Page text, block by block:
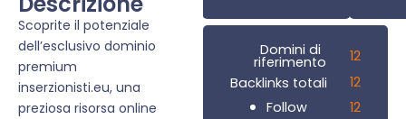
Scoprite il potenziale
dell’esclusivo dominio
premium
inserzionisti.eu, una
preziosa risorsa online
Domini di
riferimento
12
Backlinks totali
12
Follow
12